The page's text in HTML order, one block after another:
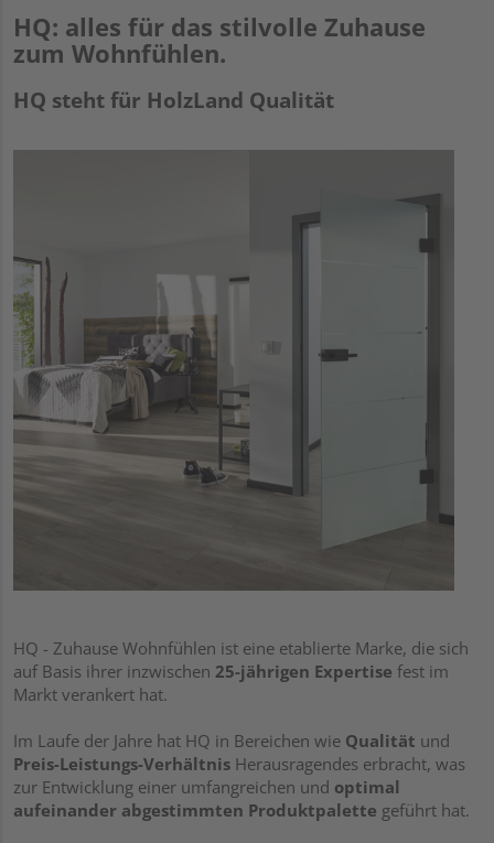
HQ: alles für das stilvolle Zuhause
zum Wohnfühlen.
HQ steht für HolzLand Qualität
HQ - Zuhause Wohnfühlen ist eine etablierte Marke, die sich
auf Basis ihrer inzwischen 25-jährigen Expertise fest im
Markt verankert hat.
Im Laufe der Jahre hat HQ in Bereichen wie Qualität und
Preis-Leistungs-Verhältnis Herausragendes erbracht, was
zur Entwicklung einer umfangreichen und optimal
aufeinander abgestimmten Produktpalette geführt hat.